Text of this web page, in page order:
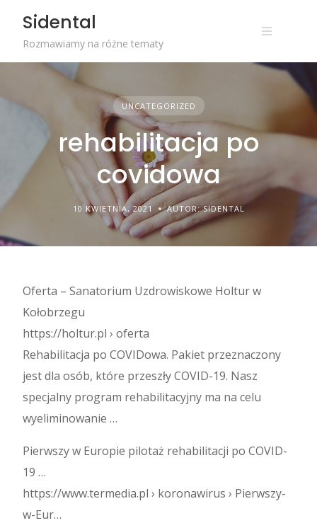
content
Sidental
Rozmawiamy na różne tematy
UNCATEGORIZED
rehabilitacja po
covidowa
10 KWIETNIA, 2021 AUTOR: SIDENTAL
Oferta – Sanatorium Uzdrowiskowe Holtur w
Kołobrzegu
https://holtur.pl › oferta
Rehabilitacja po COVIDowa. Pakiet przeznaczony
jest dla osób, które przeszły COVID-19. Nasz
specjalny program rehabilitacyjny ma na celu
wyeliminowanie …
Pierwszy w Europie pilotaż rehabilitacji po COVID-
19 …
https://www.termedia.pl › koronawirus › Pierwszy-
w-Eur…